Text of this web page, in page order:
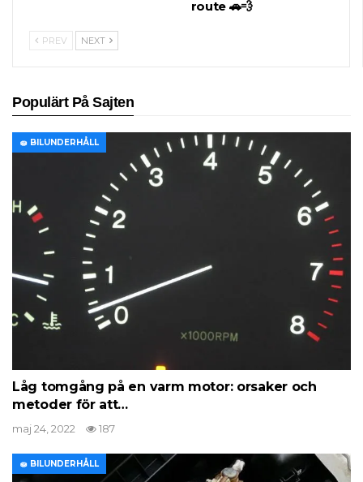
route 🚗💨
PREV NEXT
Populärt På Sajten
🧽 BILUNDERHÅLL
Låg tomgång på en varm motor: orsaker och
metoder för att…
maj 24, 2022 187
🧽 BILUNDERHÅLL